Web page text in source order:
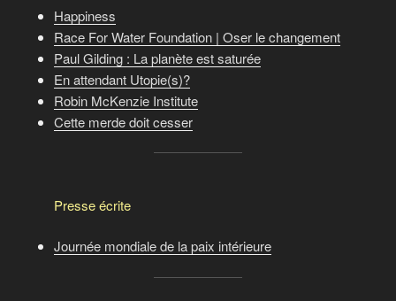
Happiness
Race For Water Foundation | Oser le changement
Paul Gilding : La planète est saturée
En attendant Utopie(s)?
Robin McKenzie Institute
Cette merde doit cesser
Presse écrite
Journée mondiale de la paix intérieure